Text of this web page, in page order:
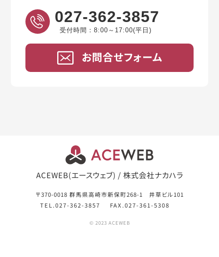
027-362-3857
受付時間：8:00～17:00(平日)
お問合せフォーム
ACEWEB(エースウェブ) / 株式会社ナカハラ
〒370-0018 群馬県高崎市新保町268-1 井草ビル101
TEL.027-362-3857
FAX.027-361-5308
© 2023 ACEWEB